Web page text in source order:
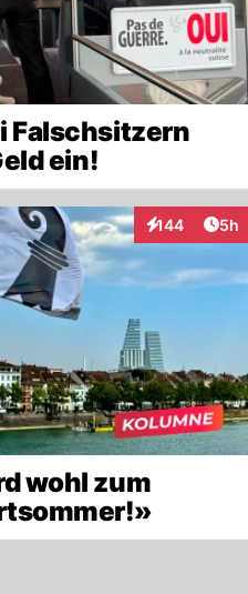
Falschsitzern
ein!
144
Interaktionen
5h
wohl zum